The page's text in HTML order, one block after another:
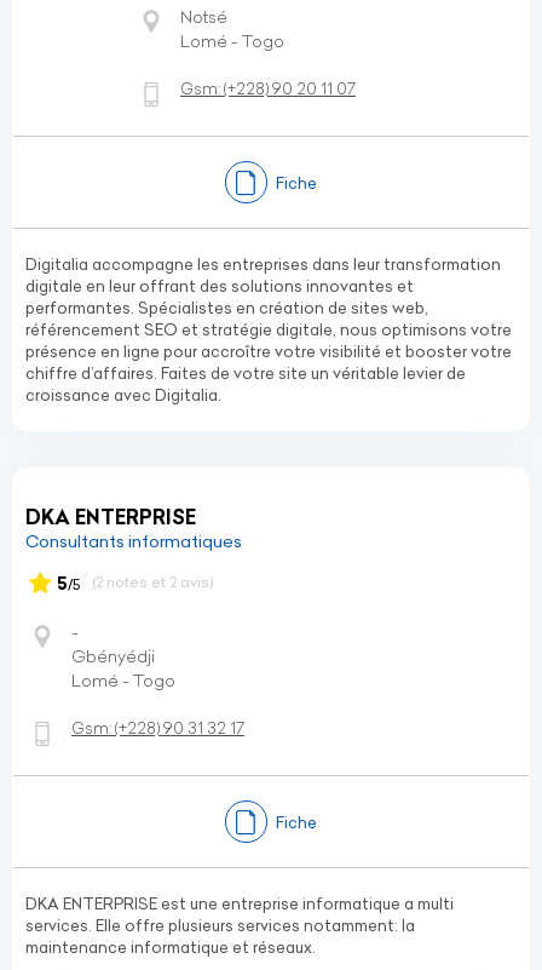
Notsé
Lomé - Togo
Gsm:(+228)90 20 11 07
Fiche
Digitalia accompagne les entreprises dans leur transformation
digitale en leur offrant des solutions innovantes et
performantes. Spécialistes en création de sites web,
référencement SEO et stratégie digitale, nous optimisons votre
présence en ligne pour accroître votre visibilité et booster votre
chiffre d’affaires. Faites de votre site un véritable levier de
croissance avec Digitalia.
DKA ENTERPRISE
Consultants informatiques
5/5 (2 notes et 2 avis)
-
Gbényédji
Lomé - Togo
Gsm:(+228)90 31 32 17
Fiche
DKA ENTERPRISE est une entreprise informatique a multi
services. Elle offre plusieurs services notamment: la
maintenance informatique et réseaux.